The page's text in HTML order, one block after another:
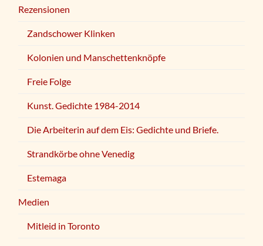
Rezensionen
Zandschower Klinken
Kolonien und Manschettenknöpfe
Freie Folge
Kunst. Gedichte 1984-2014
Die Arbeiterin auf dem Eis: Gedichte und Briefe.
Strandkörbe ohne Venedig
Estemaga
Medien
Mitleid in Toronto